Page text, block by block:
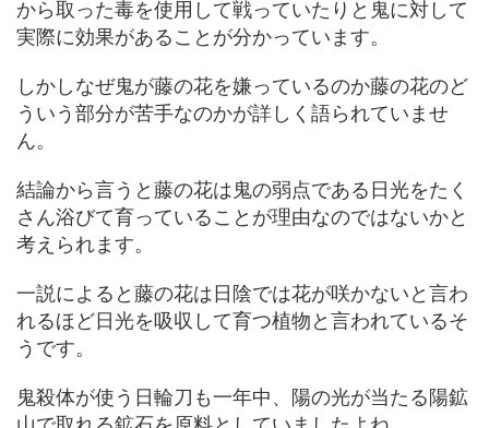
から取った毒を使用して戦っていたりと鬼に対して
実際に効果があることが分かっています。
しかしなぜ鬼が藤の花を嫌っているのか藤の花のど
ういう部分が苦手なのかが詳しく語られていませ
ん。
結論から言うと藤の花は鬼の弱点である日光をたく
さん浴びて育っていることが理由なのではないかと
考えられます。
一説によると藤の花は日陰では花が咲かないと言わ
れるほど日光を吸収して育つ植物と言われているそ
うです。
鬼殺体が使う日輪刀も一年中、陽の光が当たる陽鉱